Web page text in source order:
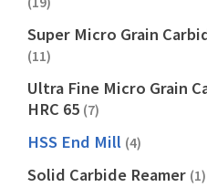
Super Micro Grain
(11)
Ultra Fine Micro Grain
HRC 65 (7)
HSS End Mill (4)
Solid Carbide Reamer (1)